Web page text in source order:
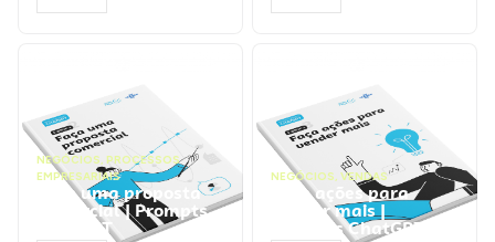
NEGÓCIOS, PROCESSOS
EMPRESARIAIS
Faça uma proposta
comercial | Prompts
ChatGPT
NEGÓCIOS, VENDAS
Faça ações para
vender mais |
Prompts ChatGPT